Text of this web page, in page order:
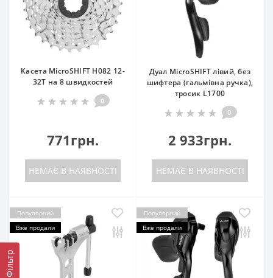
Фільтр
Касета MicroSHIFT H082 12-
32T на 8 швидкостей
0
771грн.
НЕМАЄ В НАЯВНОСТІ
Дуал MicroSHIFT лівий, без
шифтера (гальмівна ручка),
тросик L1700
0
2 933грн.
НЕМАЄ В НАЯВНОСТІ
Популярний
Вже продали
Популярний
Вже продали